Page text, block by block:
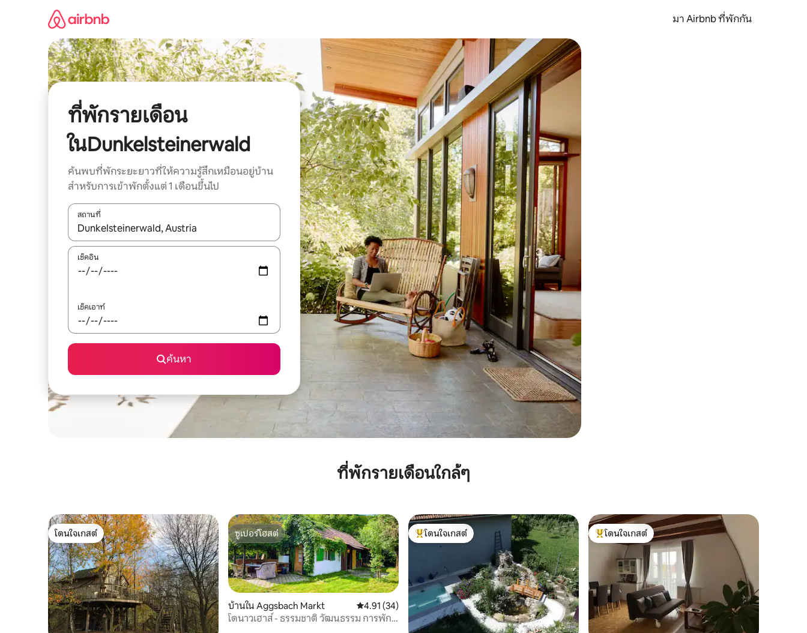
มา Airbnb ที่พักกัน
ที่พักรายเดือน
ในDunkelsteinerwald
ค้นพบที่พักระยะยาวที่ให้ความรู้สึกเหมือนอยู่บ้าน
สำหรับการเข้าพักตั้งแต่ 1 เดือนขึ้นไป
สถานที่
ใช้ลูกศรขึ้นลง หรือใช้การสัมผัสหรือปัด เพื่อสำรวจผลการค้นหา
เช็คอิน
เช็คเอาท์
ค้นหา
ที่พักรายเดือนใกล้ๆ
โดนใจเกสต์
โดนใจเกสต์
ซูเปอร์โฮสต์
ซูเปอร์โฮสต์
บ้านใน Aggsbach Markt คะแนนเฉลี่ย 4.91 จาก 5, 34 รีวิว
4.91 (34)
โดนาวเฮาส์ - ธรรมชาติ วัฒนธรรม การพัก
โดนใจเกสต์ที่สุด
โดนใจเกสต์
โดนใจเกสต์ที่สุด
โดนใจเกสต์